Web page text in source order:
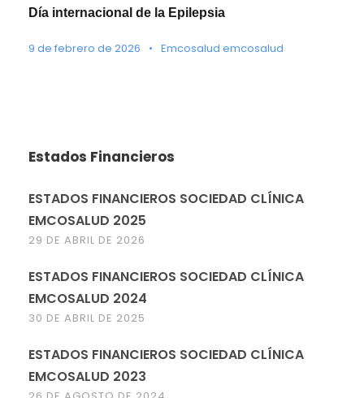
Día internacional de la Epilepsia
9 de febrero de 2026 • Emcosalud emcosalud
Estados Financieros
ESTADOS FINANCIEROS SOCIEDAD CLÍNICA
EMCOSALUD 2025
29 DE ABRIL DE 2026
ESTADOS FINANCIEROS SOCIEDAD CLÍNICA
EMCOSALUD 2024
30 DE ABRIL DE 2025
ESTADOS FINANCIEROS SOCIEDAD CLÍNICA
EMCOSALUD 2023